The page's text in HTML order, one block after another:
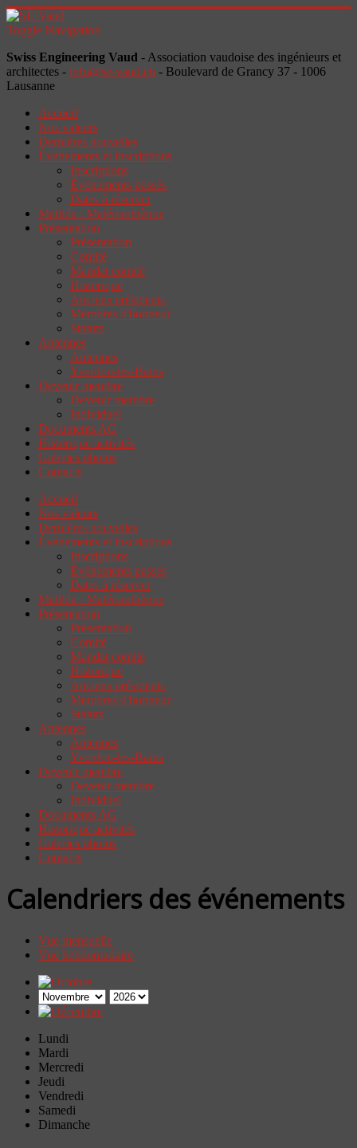
Toggle Navigation
Swiss Engineering Vaud - Association vaudoise des ingénieurs et
architectes - info@se-vaud.ch - Boulevard de Grancy 37 - 1006
Lausanne
Accueil
Nos valeurs
Dernières nouvelles
Événements et inscriptions
Inscriptions
Événements passés
Dates à réserver
Matilda : Matériauthèque
Présentation
Présentation
Comité
Mandat comité
Historique
Anciens présidents
Membres d'honneur
Statuts
Antennes
Antennes
Yverdon-les-Bains
Devenir membre
Devenir membre
Individuel
Documents AG
Historique activités
Galeries photos
Contacts
Accueil
Nos valeurs
Dernières nouvelles
Événements et inscriptions
Inscriptions
Événements passés
Dates à réserver
Matilda : Matériauthèque
Présentation
Présentation
Comité
Mandat comité
Historique
Anciens présidents
Membres d'honneur
Statuts
Antennes
Antennes
Yverdon-les-Bains
Devenir membre
Devenir membre
Individuel
Documents AG
Historique activités
Galeries photos
Contacts
Calendriers des événements
Vue mensuelle
Vue hebdomadaire
Lundi
Mardi
Mercredi
Jeudi
Vendredi
Samedi
Dimanche